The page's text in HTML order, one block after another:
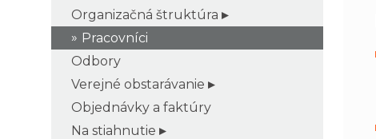
Organizačná štruktúra
Pracovníci
Odbory
Verejné obstarávanie
Objednávky a faktúry
Na stiahnutie